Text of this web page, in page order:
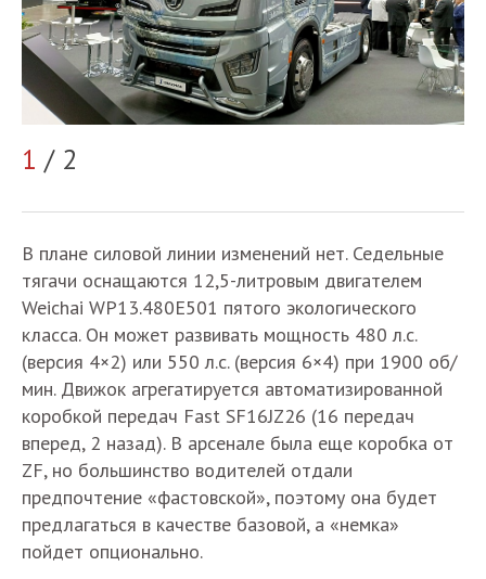
1 / 2
В плане силовой линии изменений нет. Седельные
тягачи оснащаются 12,5-литровым двигателем
Weichai WP13.480E501 пятого экологического
класса. Он может развивать мощность 480 л.с.
(версия 4×2) или 550 л.с. (версия 6×4) при 1900 об/
мин. Движок агрегатируется автоматизированной
коробкой передач Fast SF16JZ26 (16 передач
вперед, 2 назад). В арсенале была еще коробка от
ZF, но большинство водителей отдали
предпочтение «фастовской», поэтому она будет
предлагаться в качестве базовой, а «немка»
пойдет опционально.